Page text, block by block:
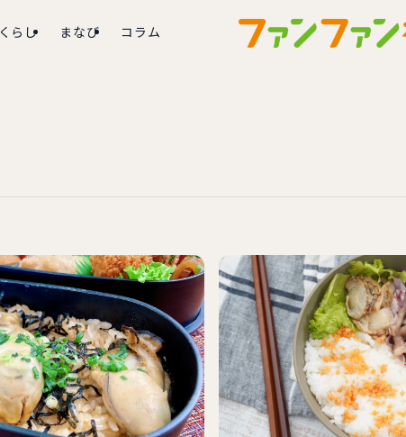
くらし まなび コラム